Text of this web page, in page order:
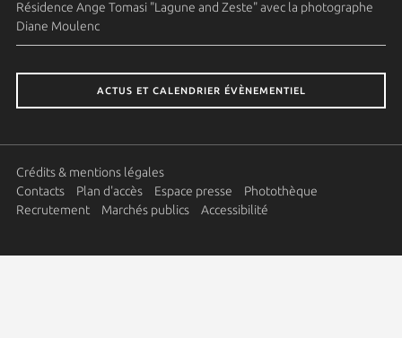
Résidence Ange Tomasi "Lagune and Zeste" avec la photographe
Diane Moulenc
ACTUS ET CALENDRIER ÉVÈNEMENTIEL
Crédits & mentions légales
Contacts
Plan d'accès Espace presse
Photothèque
Recrutement
Marchés publics Accessibilité